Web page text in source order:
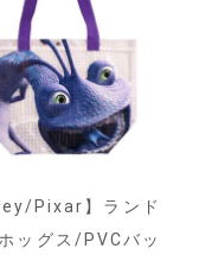
Pixar】ランド
ッグス/PVCバッ